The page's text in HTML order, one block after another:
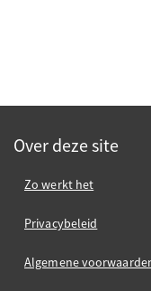
Over deze site
Zo werkt het
Privacybeleid
Algemene